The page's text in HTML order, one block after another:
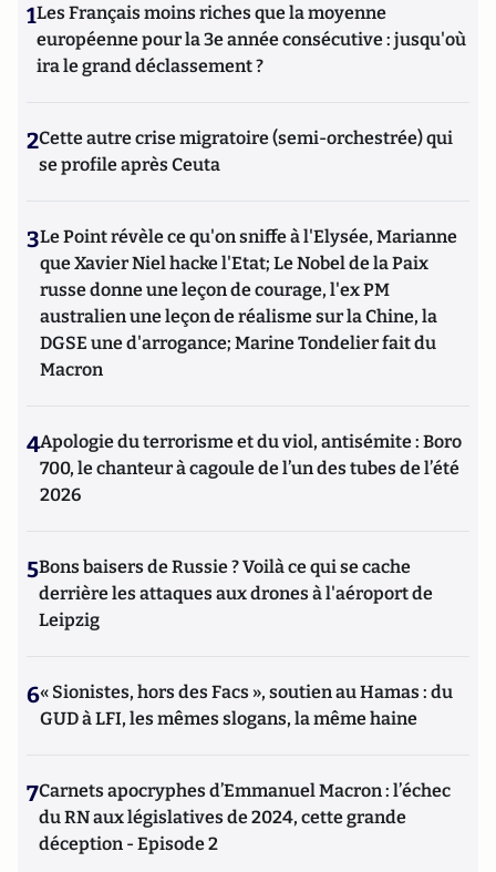
1Les Français moins riches que la moyenne
européenne pour la 3e année consécutive : jusqu'où
ira le grand déclassement ?
2Cette autre crise migratoire (semi-orchestrée) qui
se profile après Ceuta
3Le Point révèle ce qu'on sniffe à l'Elysée, Marianne
que Xavier Niel hacke l'Etat; Le Nobel de la Paix
russe donne une leçon de courage, l'ex PM
australien une leçon de réalisme sur la Chine, la
DGSE une d'arrogance; Marine Tondelier fait du
Macron
4Apologie du terrorisme et du viol, antisémite : Boro
700, le chanteur à cagoule de l’un des tubes de l’été
2026
5Bons baisers de Russie ? Voilà ce qui se cache
derrière les attaques aux drones à l'aéroport de
Leipzig
6« Sionistes, hors des Facs », soutien au Hamas : du
GUD à LFI, les mêmes slogans, la même haine
7Carnets apocryphes d’Emmanuel Macron : l’échec
du RN aux législatives de 2024, cette grande
déception - Episode 2